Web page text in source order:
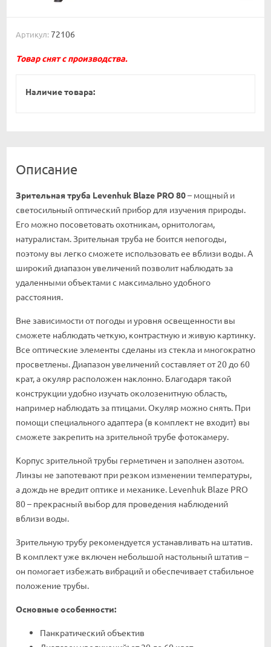
Артикул: 72106
Товар снят с производства.
Наличие товара:
Описание
Зрительная труба Levenhuk Blaze PRO 80– мощный и
светосильный оптический прибор для изучения природы.
Его можно посоветовать охотникам, орнитологам,
натуралистам. Зрительная труба не боится непогоды,
поэтому вы легко сможете использовать ее вблизи воды. А
широкий диапазон увеличений позволит наблюдать за
удаленными объектами с максимально удобного
расстояния.
Вне зависимости от погоды и уровня освещенности вы
сможете наблюдать четкую, контрастную и живую картинку.
Все оптические элементы сделаны из стекла и многократно
просветлены. Диапазон увеличений составляет от 20 до 60
крат, а окуляр расположен наклонно. Благодаря такой
конструкции удобно изучать околозенитную область,
например наблюдать за птицами. Окуляр можно снять. При
помощи специального адаптера (в комплект не входит) вы
сможете закрепить на зрительной трубе фотокамеру.
Корпус зрительной трубы герметичен и заполнен азотом.
Линзы не запотевают при резком изменении температуры,
а дождь не вредит оптике и механике. Levenhuk Blaze PRO
80 – прекрасный выбор для проведения наблюдений
вблизи воды.
Зрительную трубу рекомендуется устанавливать на штатив.
В комплект уже включен небольшой настольный штатив –
он помогает избежать вибраций и обеспечивает стабильное
положение трубы.
Основные особенности:
Панкратический объектив